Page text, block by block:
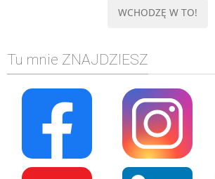
TESTOWANIE
EXCEL
WYDARZENIA
PO GODZINACH
KONTAKT
Tu mnie ZNAJDZIESZ